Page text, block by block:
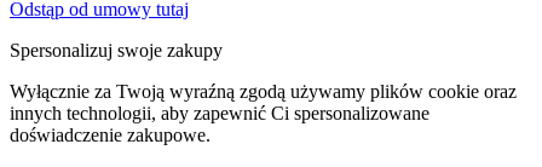
Odstąp od umowy tutaj
Spersonalizuj swoje zakupy
Wyłącznie za Twoją wyraźną zgodą używamy plików cookie oraz
innych technologii, aby zapewnić Ci spersonalizowane
doświadczenie zakupowe.